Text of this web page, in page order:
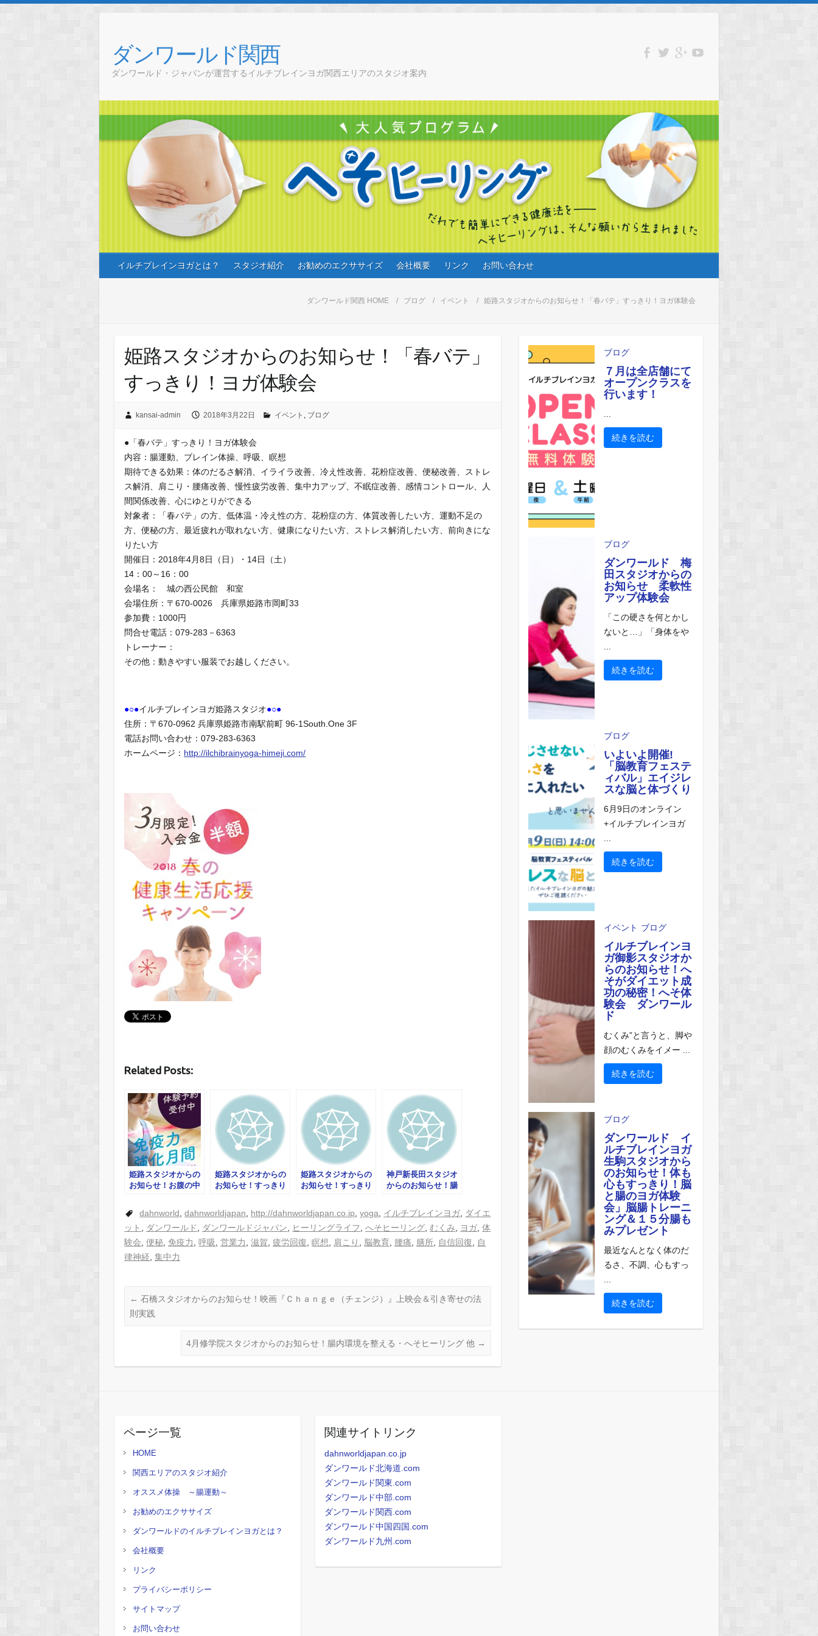
content
ダンワールド関西
ダンワールド・ジャパンが運営するイルチブレインヨガ関西エリアのスタジオ案内
イルチブレインヨガとは？ スタジオ紹介 お勧めのエクササイズ 会社概要 リンク お問い合わせ
ダンワールド関西 HOME ブログ イベント 姫路スタジオからのお知らせ！「春バテ」すっきり！ヨガ体験会
姫路スタジオからのお知らせ！「春バテ」
すっきり！ヨガ体験会
kansai-admin 2018年3月22日 イベント , ブログ
●「春バテ」すっきり！ヨガ体験会
内容：腸運動、ブレイン体操、呼吸、瞑想
期待できる効果：体のだるさ解消、イライラ改善、冷え性改善、花粉症改善、便秘改善、ストレ
ス解消、肩こり・腰痛改善、慢性疲労改善、集中力アップ、不眠症改善、感情コントロール、人
間関係改善、心にゆとりができる
対象者：「春バテ」の方、低体温・冷え性の方、花粉症の方、体質改善したい方、運動不足の
方、便秘の方、最近疲れが取れない方、健康になりたい方、ストレス解消したい方、前向きにな
りたい方
開催日：2018年4月8日（日）・14日（土）
14：00～16：00
会場名： 城の西公民館 和室
会場住所：〒670-0026 兵庫県姫路市岡町33
参加費：1000円
問合せ電話：079-283－6363
トレーナー：
その他：動きやすい服装でお越しください。
●○●イルチブレインヨガ姫路スタジオ●○●
住所：〒670-0962 兵庫県姫路市南駅前町 96-1South.One 3F
電話お問い合わせ：079-283-6363
ホームページ： http://ilchibrainyoga-himeji.com/
Related Posts:
姫路スタジオからの
お知らせ！お腹の中
姫路スタジオからの
お知らせ！すっきり
姫路スタジオからの
お知らせ！すっきり
神戸新長田スタジオ
からのお知らせ！腸
ガ体験会
dahnworld ,dahnworldjapan http://dahnworldjapan.co.jp ,yoga イルチブレインヨガ
ダイエ
ット
ダンワールド ダンワールドジャパン ヒーリングライフ ,へそヒーリング ,むくみ ヨガ ,体
験会 ,便秘 免疫力 ,呼吸 ,営業力 ,滋賀 ,疲労回復 ,瞑想 肩こり 脳教育 腰痛 膳所 自信回復
自
律神経 ,集中力
← 石橋スタジオからのお知らせ！映画『Ｃｈａｎｇｅ（チェンジ）』上映会＆引き寄せの法
則実践
4月修学院スタジオからのお知らせ！腸内環境を整える・へそヒーリング 他 →
ブログ
７月は全店舗にて
オープンクラスを
行います！
...
続きを読む
ブログ
ダンワールド 梅
田スタジオからの
お知らせ 柔軟性
アップ体験会
「この硬さを何とかし
ないと…」「身体をや
...
続きを読む
ブログ
いよいよ開催!
「脳教育フェステ
ィバル」エイジレ
スな脳と体づくり
6月9日のオンライン
+イルチブレインヨガ
...
続きを読む
イベント ブログ
イルチブレインヨ
ガ御影スタジオか
らのお知らせ！へ
そがダイエット成
功の秘密！へそ体
験会 ダンワール
ド
むくみ”と言うと、脚や
顔のむくみをイメー ...
続きを読む
ブログ
ダンワールド イ
ルチブレインヨガ
生駒スタジオから
のお知らせ！体も
心もすっきり！脳
と腸のヨガ体験
会」脳腸トレーニ
ング＆１５分腸も
みプレゼント
最近なんとなく体のだ
るさ、不調、心もすっ
...
続きを読む
ページ一覧
HOME
関西エリアのスタジオ紹介
オススメ体操 ～腸運動～
お勧めのエクササイズ
ダンワールドのイルチブレインヨガとは？
会社概要
リンク
プライバシーポリシー
サイトマップ
お問い合わせ
関連サイトリンク
dahnworldjapan.co.jp
ダンワールド北海道.com
ダンワールド関東.com
ダンワールド中部.com
ダンワールド関西.com
ダンワールド中国四国.com
ダンワールド九州.com